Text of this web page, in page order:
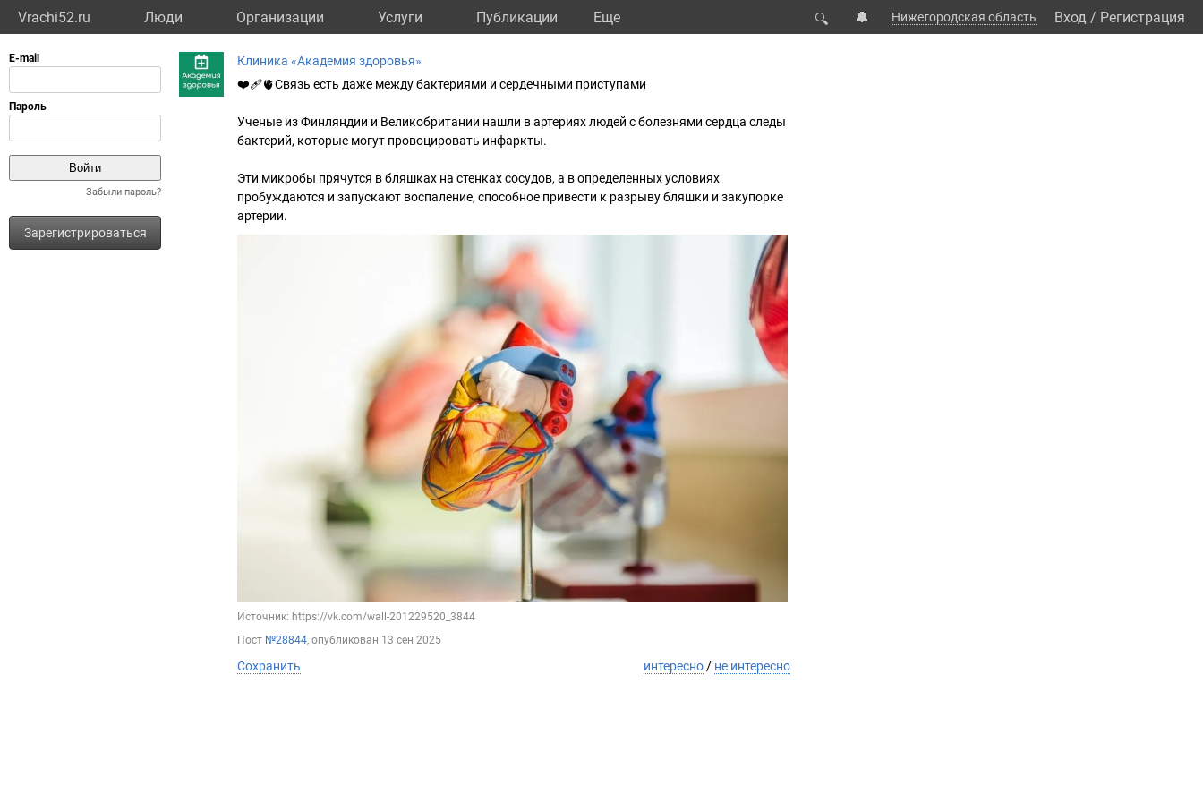
Vrachi52.ru Люди Организации Услуги Публикации Eще 🔍 🔔 Нижегородская область Вход / Регистрация
Забыли пароль?
Зарегистрироваться
Клиника «Академия здоровья»
❤️‍🩹🫀Связь есть даже между бактериями и сердечными приступами
Ученые из Финляндии и Великобритании нашли в артериях людей с болезнями сердца следы
бактерий, которые могут провоцировать инфаркты.
Эти микробы прячутся в бляшках на стенках сосудов, а в определенных условиях
пробуждаются и запускают воспаление, способное привести к разрыву бляшки и закупорке
артерии.
Источник: https://vk.com/wall-201229520_3844
Пост №28844, опубликован 13 сен 2025
Сохранить интересно / не интересно